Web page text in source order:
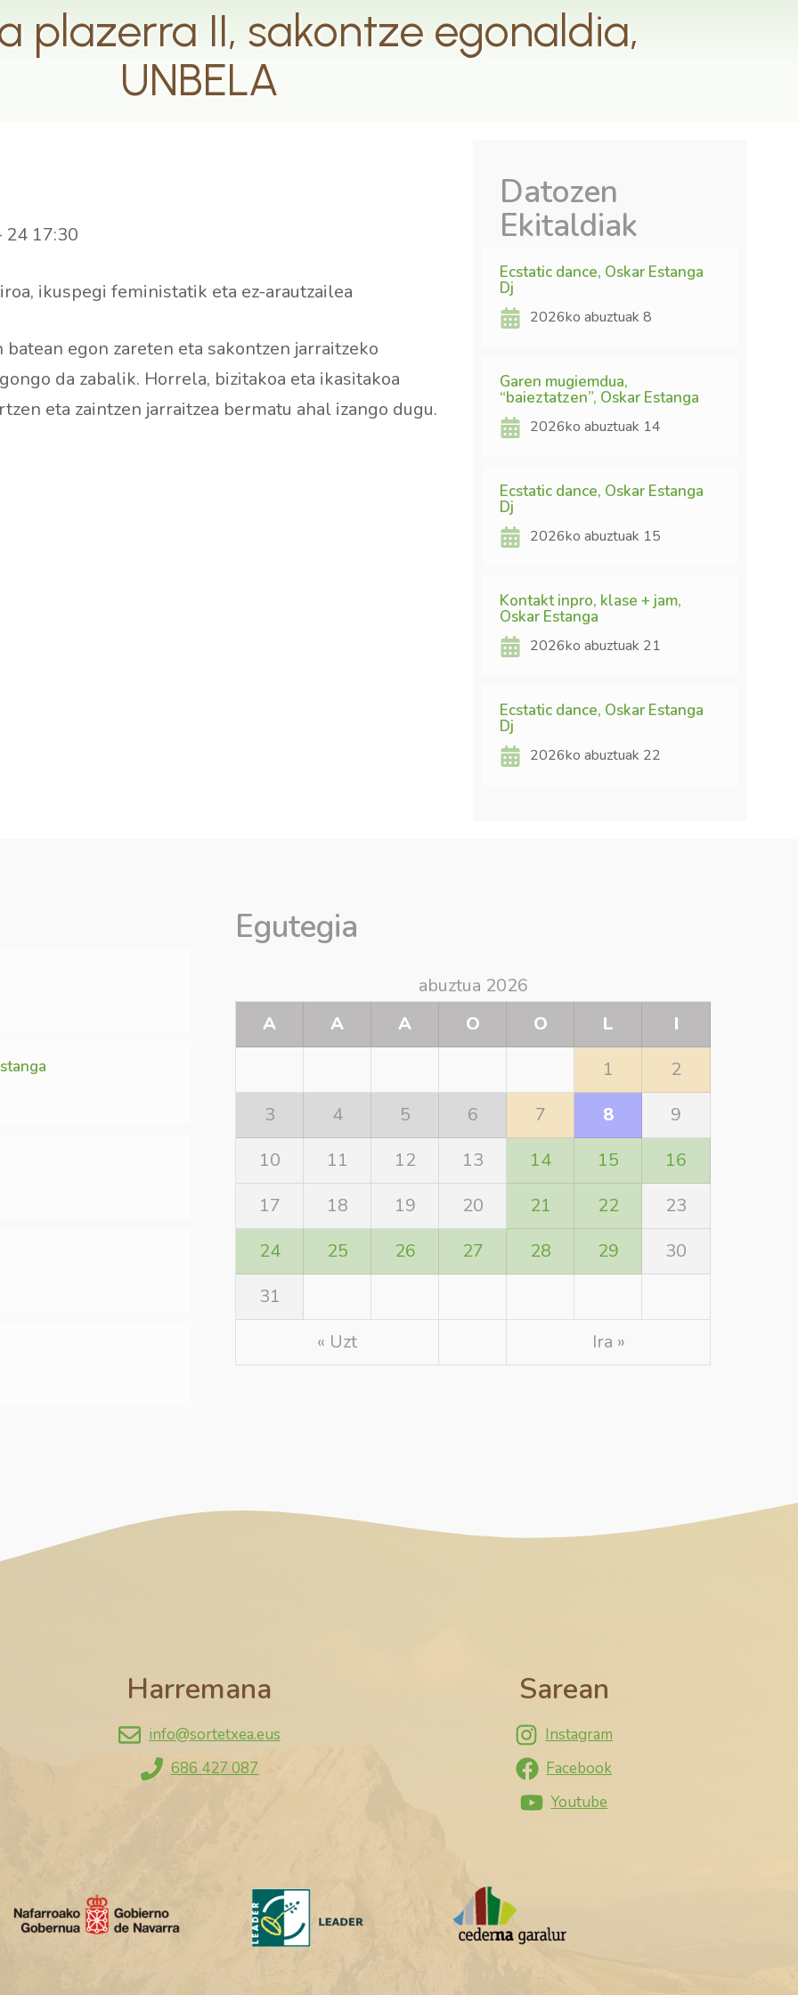
plazerra II, sakontze egonaldia,
UNBELA
24 17:30
ikuspegi feministatik eta ez-arautzailea
egon zareten eta sakontzen jarraitzeko
da zabalik. Horrela, bizitakoa eta ikasitakoa
eta zaintzen jarraitzea bermatu ahal izango dugu.
Datozen
Ekitaldiak
Ecstatic dance, Oskar Estanga
Dj
2026ko abuztuak 8
Garen mugiemdua,
“baieztatzen”, Oskar Estanga
2026ko abuztuak 14
Ecstatic dance, Oskar Estanga
Dj
2026ko abuztuak 15
Kontakt inpro, klase + jam,
Oskar Estanga
2026ko abuztuak 21
Ecstatic dance, Oskar Estanga
Dj
2026ko abuztuak 22
Egutegia
abuztua 2026
A
A A O O L
I
1
2
3
4 5 6 7 8
9
10
11 12 13 14 15
16
17
18 19 20 21 22
23
24
25 26 27 28 29
30
31
« Uzt
Ira »
Harremana
info@sortetxea.eus
686 427 087
Sarean
Instagram
Facebook
Youtube